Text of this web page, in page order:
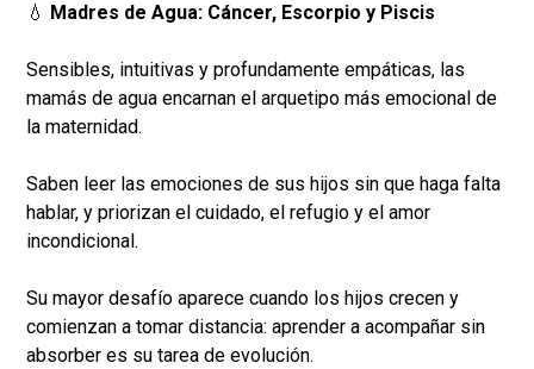
💧 Madres de Agua: Cáncer, Escorpio y Piscis
Sensibles, intuitivas y profundamente empáticas, las
mamás de agua encarnan el arquetipo más emocional de
la maternidad.
Saben leer las emociones de sus hijos sin que haga falta
hablar, y priorizan el cuidado, el refugio y el amor
incondicional.
Su mayor desafío aparece cuando los hijos crecen y
comienzan a tomar distancia: aprender a acompañar sin
absorber es su tarea de evolución.